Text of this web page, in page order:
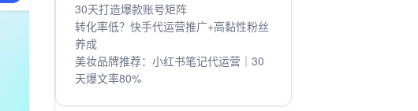
30天打造爆款账号矩阵
转化率低？快手代运营推广+高黏性粉丝
养成
美妆品牌推荐：小红书笔记代运营｜30
天爆文率80%